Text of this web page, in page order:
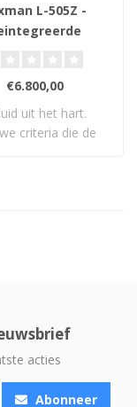
L-505Z -
€6.800,00
uit het hart.
criteria die de
acties
Abonneer